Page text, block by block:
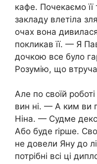
кафе. Почекаємо
закладу влетіла
очах вона
покликав її. — Я
дочкою все було
Розумію, що
Але по своїй
вин ні. — А ким ви
Ніна. — Судме
Або буде rірше.
не довели Яну до
потрібні всі ці